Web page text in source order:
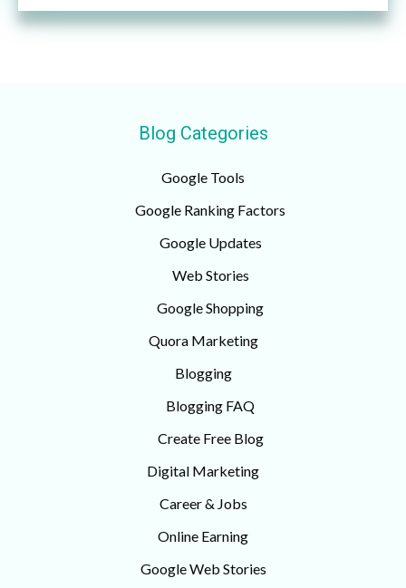
Blog Categories
Google Tools
Google Ranking Factors
Google Updates
Web Stories
Google Shopping
Quora Marketing
Blogging
Blogging FAQ
Create Free Blog
Digital Marketing
Career & Jobs
Online Earning
Google Web Stories